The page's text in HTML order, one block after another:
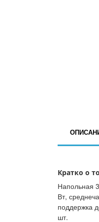
Кратко о
Напольная
Вт,
поддержка
шт.